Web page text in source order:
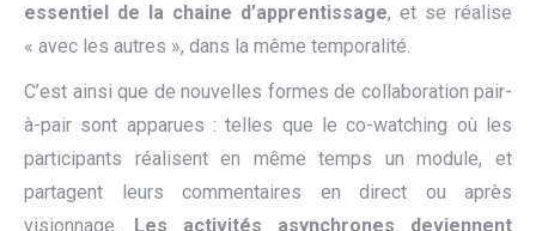
essentiel de la chaine d’apprentissage, et se réalise
« avec les autres », dans la même temporalité.
C’est ainsi que de nouvelles formes de collaboration pair-
à-pair sont apparues : telles que le co-watching où les
participants réalisent en même temps un module, et
partagent leurs commentaires en direct ou après
visionnage. Les activités asynchrones deviennent